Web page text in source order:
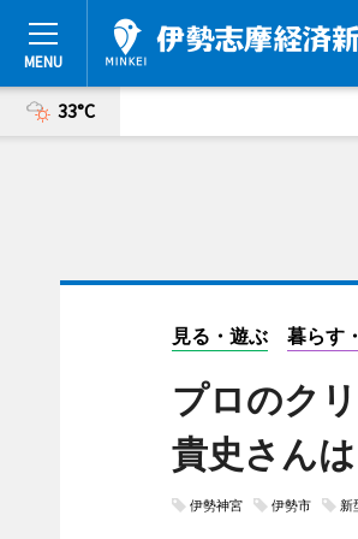
33°C
見る・遊ぶ 暮らす
プロのク
貴史さん
伊勢神宮 伊勢市 新